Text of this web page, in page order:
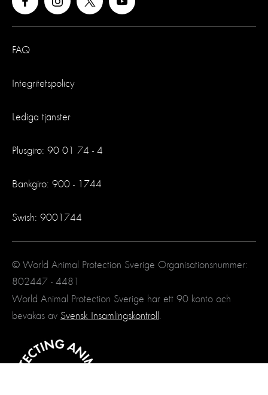
FAQ
Integritetspolicy
Lediga tjänster
Plusgiro: 90 01 74 - 4
Bankgiro: 900 - 1744
Swish: 9001744
© World Animal Protection Sverige Organisationsnummer:
802447 - 4481
World Animal Protection Sverige har ett 90 konto och
bevakas av Svensk Insamlingskontroll.